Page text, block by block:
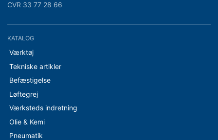
CVR 33 77 28 66
KATALOG
Værktøj
Tekniske artikler
Befæstigelse
Løftegrej
Værksteds indretning
Olie & Kemi
Pneumatik